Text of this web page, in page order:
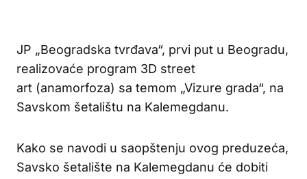
JP „Beogradska tvrđava“, prvi put u Beogradu,
realizovaće program 3D street
art (anamorfoza) sa temom „Vizure grada“, na
Savskom šetalištu na Kalemegdanu.
Kako se navodi u saopštenju ovog preduzeća,
Savsko šetalište na Kalemegdanu će dobiti